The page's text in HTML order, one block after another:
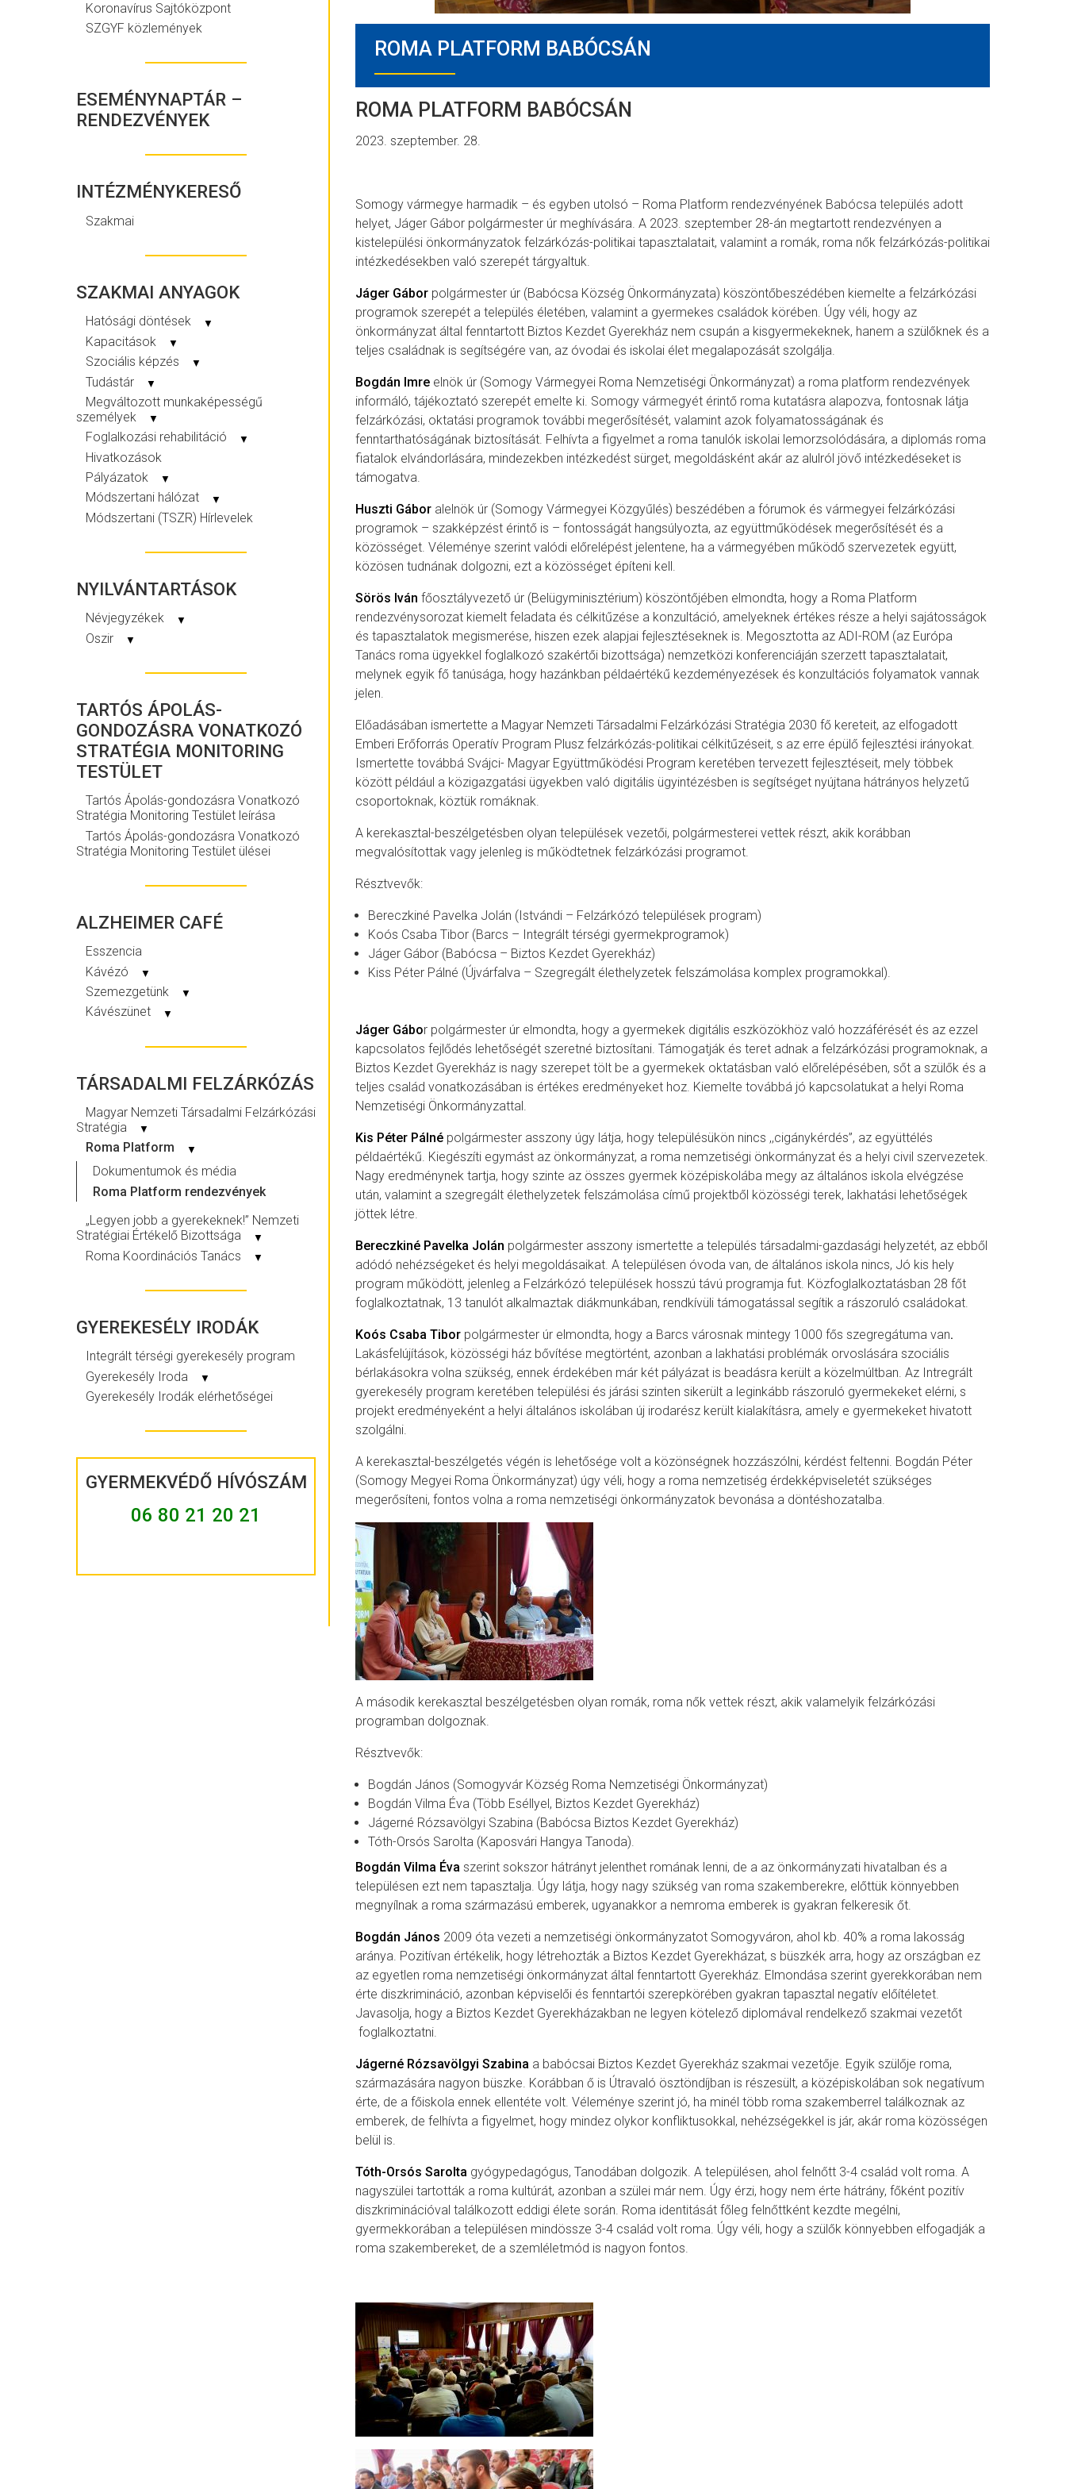
Koronavírus Sajtóközpont
SZGYF közlemények
ESEMÉNYNAPTÁR –
RENDEZVÉNYEK
INTÉZMÉNYKERESŐ
Szakmai
SZAKMAI ANYAGOK
Hatósági döntések ▼
Kapacitások ▼
Szociális képzés ▼
Tudástár ▼
Megváltozott munkaképességű
személyek
▼
Foglalkozási rehabilitáció ▼
Hivatkozások
Pályázatok
▼
Módszertani hálózat ▼
Módszertani (TSZR) Hírlevelek
NYILVÁNTARTÁSOK
Névjegyzékek ▼
Oszir ▼
TARTÓS ÁPOLÁS-
GONDOZÁSRA VONATKOZÓ
STRATÉGIA MONITORING
TESTÜLET
Tartós Ápolás-gondozásra Vonatkozó
Stratégia Monitoring Testület leírása
Tartós Ápolás-gondozásra Vonatkozó
Stratégia Monitoring Testület ülései
ALZHEIMER CAFÉ
Esszencia
Kávézó
▼
Szemezgetünk ▼
Kávészünet ▼
TÁRSADALMI FELZÁRKÓZÁS
Magyar Nemzeti Társadalmi Felzárkózási
Stratégia
▼
Roma Platform ▼
Dokumentumok és média
Roma Platform rendezvények
„Legyen jobb a gyerekeknek!” Nemzeti
Stratégiai Értékelő Bizottsága
▼
Roma Koordinációs Tanács ▼
GYEREKESÉLY IRODÁK
Integrált térségi gyerekesély program
Gyerekesély Iroda
▼
Gyerekesély Irodák elérhetőségei
GYERMEKVÉDŐ HÍVÓSZÁM
06 80 21 20 21
ROMA PLATFORM BABÓCSÁN
ROMA PLATFORM BABÓCSÁN
2023. szeptember. 28.
Somogy vármegye harmadik – és egyben utolsó – Roma Platform rendezvényének Babócsa település adott
helyet, Jáger Gábor polgármester úr meghívására. A 2023. szeptember 28-án megtartott rendezvényen a
kistelepülési önkormányzatok felzárkózás-politikai tapasztalatait, valamint a romák, roma nők felzárkózás-politikai
intézkedésekben való szerepét tárgyaltuk.
Jáger Gábor polgármester úr (Babócsa Község Önkormányzata) köszöntőbeszédében kiemelte a felzárkózási
programok szerepét a település életében, valamint a gyermekes családok körében. Úgy véli, hogy az
önkormányzat által fenntartott Biztos Kezdet Gyerekház nem csupán a kisgyermekeknek, hanem a szülőknek és a
teljes családnak is segítségére van, az óvodai és iskolai élet megalapozását szolgálja.
Bogdán Imre elnök úr (Somogy Vármegyei Roma Nemzetiségi Önkormányzat) a roma platform rendezvények
informáló, tájékoztató szerepét emelte ki. Somogy vármegyét érintő roma kutatásra alapozva, fontosnak látja
felzárkózási, oktatási programok további megerősítését, valamint azok folyamatosságának és
fenntarthatóságának biztosítását. Felhívta a figyelmet a roma tanulók iskolai lemorzsolódására, a diplomás roma
fiatalok elvándorlására, mindezekben intézkedést sürget, megoldásként akár az alulról jövő intézkedéseket is
támogatva.
Huszti Gábor alelnök úr (Somogy Vármegyei Közgyűlés) beszédében a fórumok és vármegyei felzárkózási
programok – szakképzést érintő is – fontosságát hangsúlyozta, az együttműködések megerősítését és a
közösséget. Véleménye szerint valódi előrelépést jelentene, ha a vármegyében működő szervezetek együtt,
közösen tudnának dolgozni, ezt a közösséget építeni kell.
Sörös Iván főosztályvezető úr (Belügyminisztérium) köszöntőjében elmondta, hogy a Roma Platform
rendezvénysorozat kiemelt feladata és célkitűzése a konzultáció, amelyeknek értékes része a helyi sajátosságok
és tapasztalatok megismerése, hiszen ezek alapjai fejlesztéseknek is. Megosztotta az ADI-ROM (az Európa
Tanács roma ügyekkel foglalkozó szakértői bizottsága) nemzetközi konferenciáján szerzett tapasztalatait,
melynek egyik fő tanúsága, hogy hazánkban példaértékű kezdeményezések és konzultációs folyamatok vannak
jelen.
Előadásában ismertette a Magyar Nemzeti Társadalmi Felzárkózási Stratégia 2030 fő kereteit, az elfogadott
Emberi Erőforrás Operatív Program Plusz felzárkózás-politikai célkitűzéseit, s az erre épülő fejlesztési irányokat.
Ismertette továbbá Svájci- Magyar Együttműködési Program keretében tervezett fejlesztéseit, mely többek
között például a közigazgatási ügyekben való digitális ügyintézésben is segítséget nyújtana hátrányos helyzetű
csoportoknak, köztük romáknak.
A kerekasztal-beszélgetésben olyan települések vezetői, polgármesterei vettek részt, akik korábban
megvalósítottak vagy jelenleg is működtetnek felzárkózási programot.
Résztvevők:
Bereczkiné Pavelka Jolán (Istvándi – Felzárkózó települések program)
Koós Csaba Tibor (Barcs – Integrált térségi gyermekprogramok)
Jáger Gábor (Babócsa – Biztos Kezdet Gyerekház)
Kiss Péter Pálné (Újvárfalva – Szegregált élethelyzetek felszámolása komplex programokkal).
Jáger Gábor polgármester úr elmondta, hogy a gyermekek digitális eszközökhöz való hozzáférését és az ezzel
kapcsolatos fejlődés lehetőségét szeretné biztosítani. Támogatják és teret adnak a felzárkózási programoknak, a
Biztos Kezdet Gyerekház is nagy szerepet tölt be a gyermekek oktatásban való előrelépésében, sőt a szülők és a
teljes család vonatkozásában is értékes eredményeket hoz. Kiemelte továbbá jó kapcsolatukat a helyi Roma
Nemzetiségi Önkormányzattal.
Kis Péter Pálné polgármester asszony úgy látja, hogy településükön nincs ,,cigánykérdés”, az együttélés
példaértékű. Kiegészíti egymást az önkormányzat, a roma nemzetiségi önkormányzat és a helyi civil szervezetek.
Nagy eredménynek tartja, hogy szinte az összes gyermek középiskolába megy az általános iskola elvégzése
után, valamint a szegregált élethelyzetek felszámolása című projektből közösségi terek, lakhatási lehetőségek
jöttek létre.
Bereczkiné Pavelka Jolán polgármester asszony ismertette a település társadalmi-gazdasági helyzetét, az ebből
adódó nehézségeket és helyi megoldásaikat. A településen óvoda van, de általános iskola nincs, Jó kis hely
program működött, jelenleg a Felzárkózó települések hosszú távú programja fut. Közfoglalkoztatásban 28 főt
foglalkoztatnak, 13 tanulót alkalmaztak diákmunkában, rendkívüli támogatással segítik a rászoruló családokat.
Koós Csaba Tibor polgármester úr elmondta, hogy a Barcs városnak mintegy 1000 fős szegregátuma van.
Lakásfelújítások, közösségi ház bővítése megtörtént, azonban a lakhatási problémák orvoslására szociális
bérlakásokra volna szükség, ennek érdekében már két pályázat is beadásra került a közelmúltban. Az Intregrált
gyerekesély program keretében települési és járási szinten sikerült a leginkább rászoruló gyermekeket elérni, s
projekt eredményeként a helyi általános iskolában új irodarész került kialakításra, amely e gyermekeket hivatott
szolgálni.
A kerekasztal-beszélgetés végén is lehetősége volt a közönségnek hozzászólni, kérdést feltenni. Bogdán Péter
(Somogy Megyei Roma Önkormányzat) úgy véli, hogy a roma nemzetiség érdekképviseletét szükséges
megerősíteni, fontos volna a roma nemzetiségi önkormányzatok bevonása a döntéshozatalba.
A második kerekasztal beszélgetésben olyan romák, roma nők vettek részt, akik valamelyik felzárkózási
programban dolgoznak.
Résztvevők:
Bogdán János (Somogyvár Község Roma Nemzetiségi Önkormányzat)
Bogdán Vilma Éva (Több Eséllyel, Biztos Kezdet Gyerekház)
Jágerné Rózsavölgyi Szabina (Babócsa Biztos Kezdet Gyerekház)
Tóth-Orsós Sarolta (Kaposvári Hangya Tanoda).
Bogdán Vilma Éva szerint sokszor hátrányt jelenthet romának lenni, de a az önkormányzati hivatalban és a
településen ezt nem tapasztalja. Úgy látja, hogy nagy szükség van roma szakemberekre, előttük könnyebben
megnyílnak a roma származású emberek, ugyanakkor a nemroma emberek is gyakran felkeresik őt.
Bogdán János 2009 óta vezeti a nemzetiségi önkormányzatot Somogyváron, ahol kb. 40% a roma lakosság
aránya. Pozitívan értékelik, hogy létrehozták a Biztos Kezdet Gyerekházat, s büszkék arra, hogy az országban ez
az egyetlen roma nemzetiségi önkormányzat által fenntartott Gyerekház. Elmondása szerint gyerekkorában nem
érte diszkrimináció, azonban képviselői és fenntartói szerepkörében gyakran tapasztal negatív előítéletet.
Javasolja, hogy a Biztos Kezdet Gyerekházakban ne legyen kötelező diplomával rendelkező szakmai vezetőt
foglalkoztatni.
Jágerné Rózsavölgyi Szabina a babócsai Biztos Kezdet Gyerekház szakmai vezetője. Egyik szülője roma,
származására nagyon büszke. Korábban ő is Útravaló ösztöndíjban is részesült, a középiskolában sok negatívum
érte, de a főiskola ennek ellentéte volt. Véleménye szerint jó, ha minél több roma szakemberrel találkoznak az
emberek, de felhívta a figyelmet, hogy mindez olykor konfliktusokkal, nehézségekkel is jár, akár roma közösségen
belül is.
Tóth-Orsós Sarolta gyógypedagógus, Tanodában dolgozik. A településen, ahol felnőtt 3-4 család volt roma. A
nagyszülei tartották a roma kultúrát, azonban a szülei már nem. Úgy érzi, hogy nem érte hátrány, főként pozitív
diszkriminációval találkozott eddigi élete során. Roma identitását főleg felnőttként kezdte megélni,
gyermekkorában a településen mindössze 3-4 család volt roma. Úgy véli, hogy a szülők könnyebben elfogadják a
roma szakembereket, de a szemléletmód is nagyon fontos.